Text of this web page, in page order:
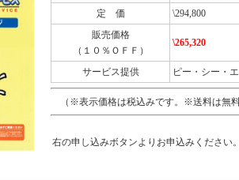
定 価
\294,800
販売価格
（１０％ＯＦＦ）
\265,320
サービス提供 ピー・シー・
（※表示価格は税込みです。※送料は無
右の申し込みボタンよりお申込みください